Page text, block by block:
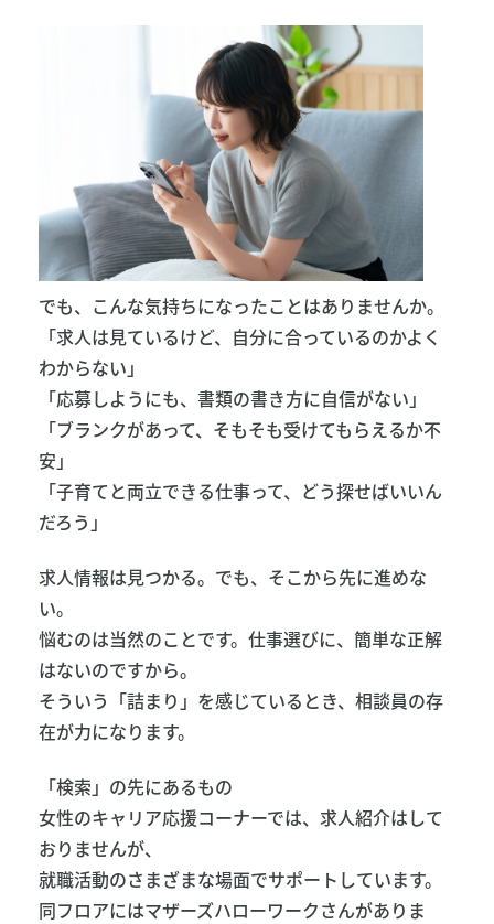
でも、こんな気持ちになったことはありませんか。
「求人は見ているけど、自分に合っているのかよく
わからない」
「応募しようにも、書類の書き方に自信がない」
「ブランクがあって、そもそも受けてもらえるか不
安」
「子育てと両立できる仕事って、どう探せばいいん
だろう」
求人情報は見つかる。でも、そこから先に進めな
い。
悩むのは当然のことです。仕事選びに、簡単な正解
はないのですから。
そういう「詰まり」を感じているとき、相談員の存
在が力になります。
「検索」の先にあるもの
女性のキャリア応援コーナーでは、求人紹介はして
おりませんが、
就職活動のさまざまな場面でサポートしています。
同フロアにはマザーズハローワークさんがありま